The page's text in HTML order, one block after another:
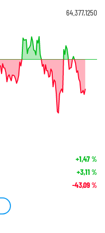
64.377,1250
+1,47%
+3,11 %
-43,09%